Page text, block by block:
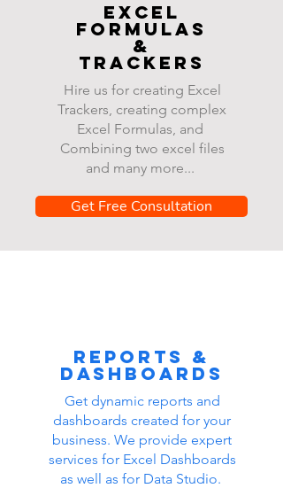
Excel
FOrmulas
&
Trackers
Hire us for creating Excel
Trackers, creating complex
Excel Formulas, and
Combining two excel files
and many more...
Get Free Consultation
Reports &
dashboards
Get dynamic reports and
dashboards created for your
business. We provide expert
services for Excel Dashboards
as well as for Data Studio.